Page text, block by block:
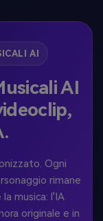
AI
AI
Ogni
rimane
musica: l'IA
originale e in